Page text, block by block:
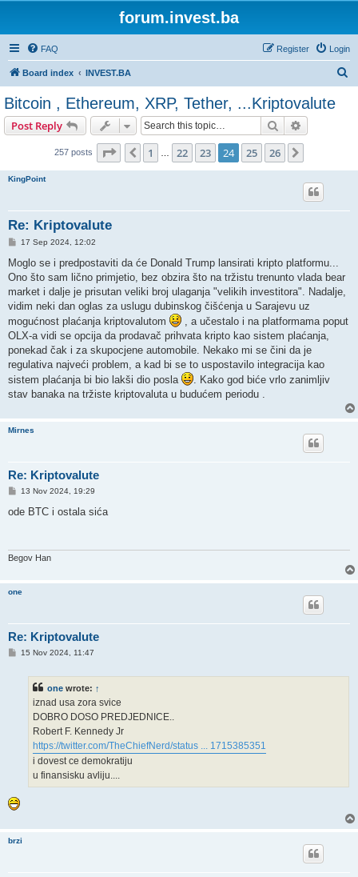
forum.invest.ba
FAQ Login
Register
Board index INVEST.BA
Bitcoin , Ethereum, XRP, Tether, ...Kriptovalute
Post Reply Search
257 posts Page 24 of 26
Previous
1 22 23 24 25 26
KingPoint
Re: Kriptovalute
P
s
17 Sep 2024, 12:02
Moglo se i predpostaviti da će Donald Trump lansirati kripto platformu...
Ono što sam lično primjetio, bez obzira što na tržistu trenunto vlada bear
market i dalje je prisutan veliki broj ulaganja "velikih investitora". Nadalje,
vidim neki dan oglas za uslugu dubinskog čišćenja u Sarajevu uz
mogućnost plaćanja kriptovalutom
, a učestalo i na platformama poput
OLX-a vidi se opcija da prodavač prihvata kripto kao sistem plaćanja,
ponekad čak i za skupocjene automobile. Nekako mi se čini da je
regulativa najveći problem, a kad bi se to uspostavilo integracija kao
sistem plaćanja bi bio lakši dio posla
. Kako god biće vrlo zanimljiv
stav banaka na tržiste kriptovaluta u budućem periodu .
Mirnes
Re: Kriptovalute
P
s
13 Nov 2024, 19:29
ode BTC i ostala sića
Begov Han
one
Re: Kriptovalute
P15 Nov 2024, 11:47
one wrote: ↑
iznad usa zora svice
DOBRO DOSO PREDJEDNICE..
Robert F. Kennedy Jr
https://twitter.com/TheChiefNerd/status ... 1715385351
i dovest ce demokratiju
u finansisku avliju....
brzi